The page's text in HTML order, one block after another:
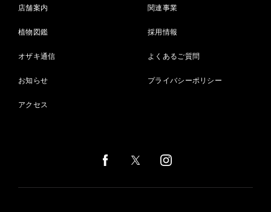
店舗案内
植物図鑑
オザキ通信
お知らせ
アクセス
関連事業
採用情報
よくあるご質問
プライバシーポリシー